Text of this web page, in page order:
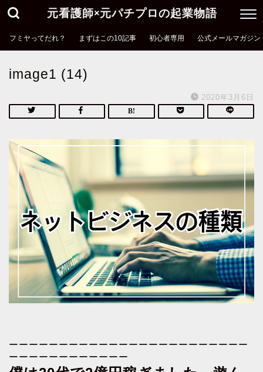
元看護師×元パチプロの起業物語
フミヤってだれ？ まずはこの10記事 初心者専用 公式メールマガジン
image1 (14)
2020年3月6日
ーーーーーーーーーーーーーーーーーーーーーーーー
ーーーーーーーーーーーー